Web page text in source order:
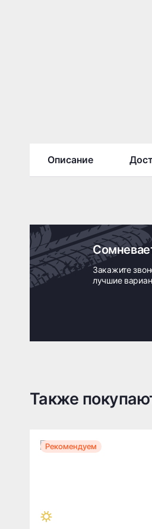
Описание
Закажите
лучшие
Также
Рекомендуем